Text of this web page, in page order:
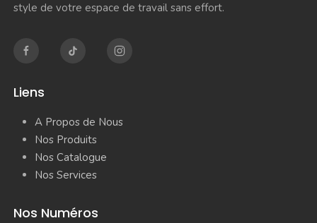
style de votre espace de travail sans effort.
Liens
A Propos de Nous
Nos Produits
Nos Catalogue
Nos Services
Nos Numéros